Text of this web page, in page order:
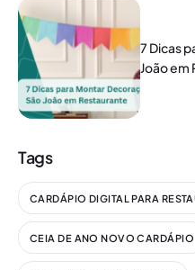
7 Dicas
João em
Tags
CARDÁPIO DIGITAL PARA
CEIA DE ANO NOVO CARDÁPIO